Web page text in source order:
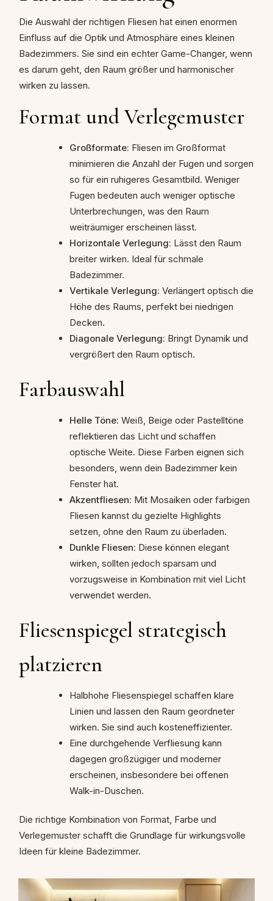
Die Auswahl der richtigen Fliesen hat einen enormen
Einfluss auf die Optik und Atmosphäre eines kleinen
Badezimmers. Sie sind ein echter Game-Changer, wenn
es darum geht, den Raum größer und harmonischer
wirken zu lassen.
Format und Verlegemuster
Großformate: Fliesen im Großformat
minimieren die Anzahl der Fugen und sorgen
so für ein ruhigeres Gesamtbild. Weniger
Fugen bedeuten auch weniger optische
Unterbrechungen, was den Raum
weiträumiger erscheinen lässt.
Horizontale Verlegung: Lässt den Raum
breiter wirken. Ideal für schmale
Badezimmer.
Vertikale Verlegung: Verlängert optisch die
Höhe des Raums, perfekt bei niedrigen
Decken.
Diagonale Verlegung: Bringt Dynamik und
vergrößert den Raum optisch.
Farbauswahl
Helle Töne: Weiß, Beige oder Pastelltöne
reflektieren das Licht und schaffen
optische Weite. Diese Farben eignen sich
besonders, wenn dein Badezimmer kein
Fenster hat.
Akzentfliesen: Mit Mosaiken oder farbigen
Fliesen kannst du gezielte Highlights
setzen, ohne den Raum zu überladen.
Dunkle Fliesen: Diese können elegant
wirken, sollten jedoch sparsam und
vorzugsweise in Kombination mit viel Licht
verwendet werden.
Fliesenspiegel strategisch
platzieren
Halbhohe Fliesenspiegel schaffen klare
Linien und lassen den Raum geordneter
wirken. Sie sind auch kosteneffizienter.
Eine durchgehende Verfliesung kann
dagegen großzügiger und moderner
erscheinen, insbesondere bei offenen
Walk-in-Duschen.
Die richtige Kombination von Format, Farbe und
Verlegemuster schafft die Grundlage für wirkungsvolle
Ideen für kleine Badezimmer.